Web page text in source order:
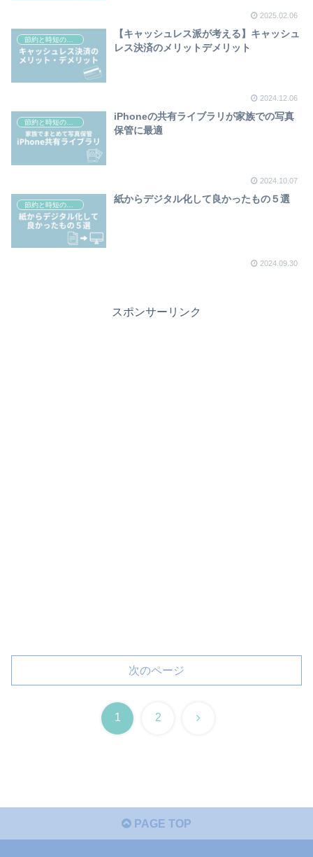
2025.02.06
節約と時短の方法
【キャッシュレス派が考える】キャッシュ
レス決済のメリットデメリット
2024.12.06
iPhoneの共有ライブラリが家族での写真
保管に最適
2024.10.07
紙からデジタル化して良かったもの５選
2024.09.30
スポンサーリンク
次のページ
1 2 次
PAGE TOP